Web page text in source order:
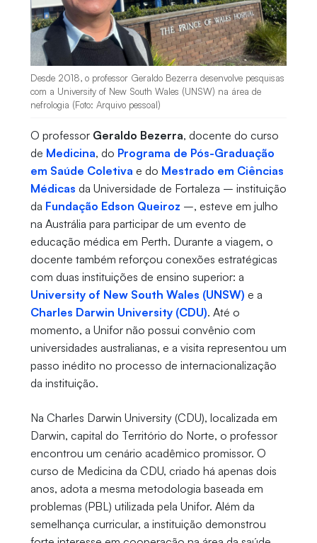
Desde 2018, o professor Geraldo Bezerra desenvolve pesquisas
com a University of New South Wales (UNSW) na área de
nefrologia (Foto: Arquivo pessoal)
O professor Geraldo Bezerra, docente do curso
de Medicina, do Programa de Pós-Graduação
em Saúde Coletiva e do Mestrado em Ciências
Médicas da Universidade de Fortaleza – instituição
da Fundação Edson Queiroz –, esteve em julho
na Austrália para participar de um evento de
educação médica em Perth. Durante a viagem, o
docente também reforçou conexões estratégicas
com duas instituições de ensino superior: a
University of New South Wales (UNSW) e a
Charles Darwin University (CDU). Até o
momento, a Unifor não possui convênio com
universidades australianas, e a visita representou um
passo inédito no processo de internacionalização
da instituição.
Na Charles Darwin University (CDU), localizada em
Darwin, capital do Território do Norte, o professor
encontrou um cenário acadêmico promissor. O
curso de Medicina da CDU, criado há apenas dois
anos, adota a mesma metodologia baseada em
problemas (PBL) utilizada pela Unifor. Além da
semelhança curricular, a instituição demonstrou